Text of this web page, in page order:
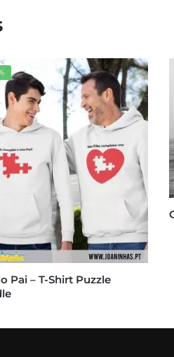
Pai – T-Shirt Puzzle